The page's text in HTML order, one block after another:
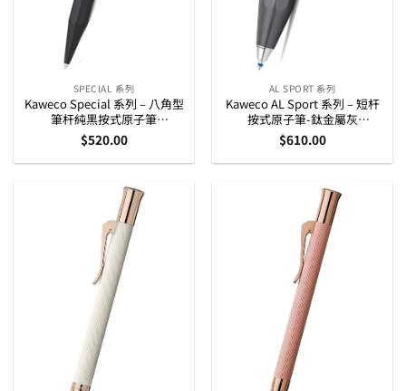
SPECIAL 系列
Kaweco Special 系列 – 八角型
筆杆純黑按式原子筆
(10000531)
$520.00
AL SPORT 系列
Kaweco AL Sport 系列 – 短杆
按式原子筆-鈦金屬灰
(10000099)
$610.00